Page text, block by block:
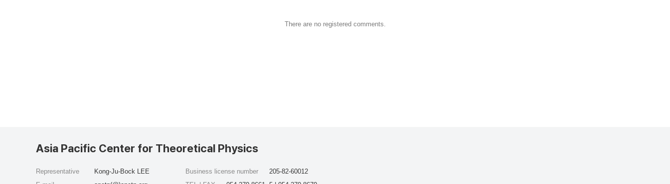
There are no registered comments.
Asia Pacific Center for Theoretical Physics
Representative
Kong-Ju-Bock LEE
Business license number
205-82-60012